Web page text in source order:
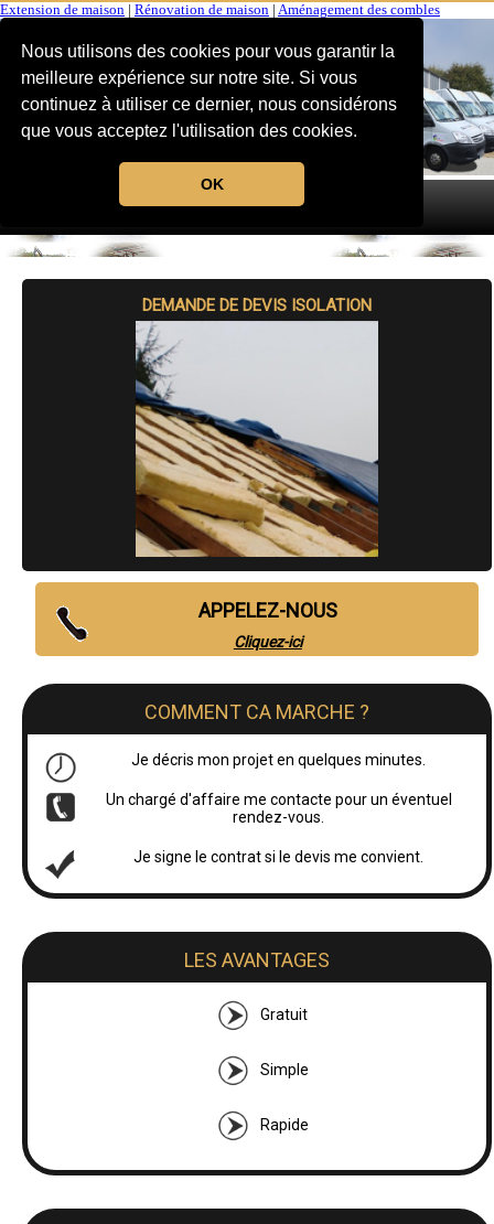
Nous utilisons des cookies pour vous garantir la
meilleure expérience sur notre site. Si vous
continuez à utiliser ce dernier, nous considérons
que vous acceptez l'utilisation des cookies.
OK
Extension de maison Rénovation de maison Aménagement des combles
MENU
DEMANDE DE DEVIS ISOLATION
APPELEZ-NOUS
Cliquez-ici
COMMENT CA MARCHE ?
Je décris mon projet en quelques minutes.
Un chargé d'affaire me contacte pour un éventuel
rendez-vous.
Je signe le contrat si le devis me convient.
LES AVANTAGES
Gratuit
Simple
Rapide